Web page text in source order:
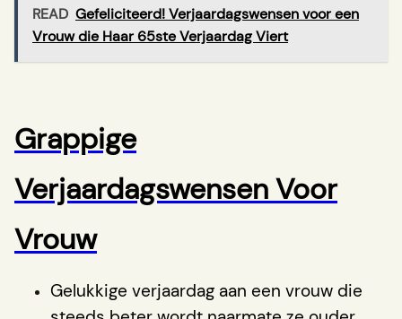
READ Gefeliciteerd! Verjaardagswensen voor een
Vrouw die Haar 65ste Verjaardag Viert
Grappige
Verjaardagswensen Voor
Vrouw
Gelukkige verjaardag aan een vrouw die